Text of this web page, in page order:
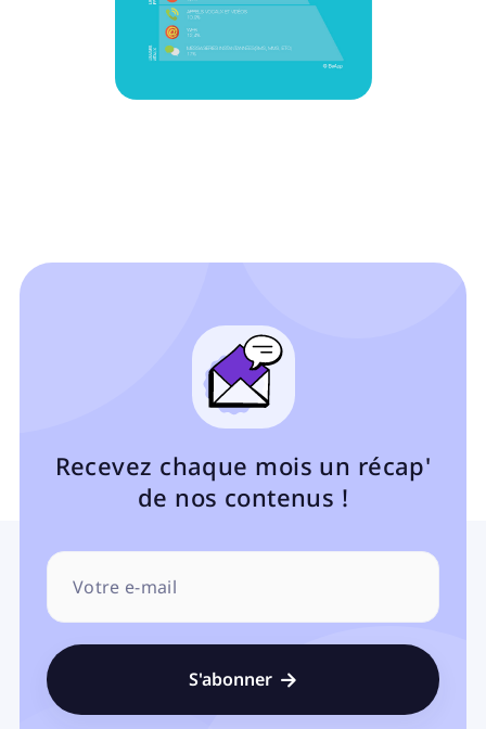
Recevez chaque mois un récap'
de nos contenus !
